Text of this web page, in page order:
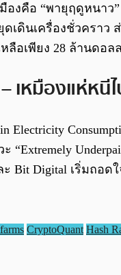
องคือ “พายุฤดูหนา
ดินเครื่องชั่วคราว
ลือเพียง 28 ล้านดอ
เหมืองแห่หนี
Electricity
ะ “Extremely
ะ Bit Digital เริ่มถอ
CryptoQuant Hash